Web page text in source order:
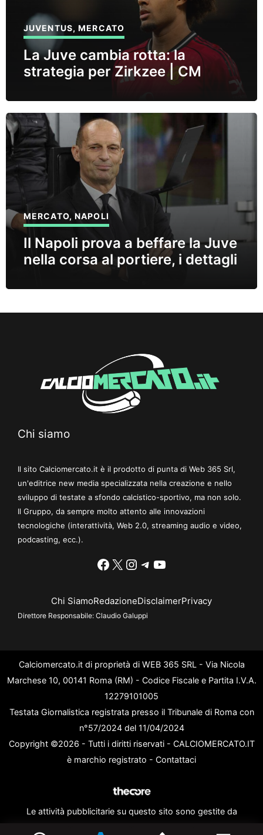
JUVENTUS,MERCATO
La Juve cambia rotta: la
strategia per Zirkzee | CM
MERCATO, NAPOLI
Il Napoli prova a beffare la Juve
nella corsa al portiere, i dettagli
Chi siamo
Il sito Calciomercato.it è il prodotto di punta di Web 365 Srl,
un'editrice new media specializzata nella creazione e nello
sviluppo di testate a sfondo calcistico-sportivo, ma non solo.
Il Gruppo, da sempre molto attento alle innovazioni
tecnologiche (interattività, Web 2.0, streaming audio e video,
podcasting, ecc.).
Facebook
X Instagram
Telegram
YouTube
Chi SiamoRedazioneDisclaimerPrivacy
Direttore Responsabile: Claudio Galuppi
Calciomercato.it di proprietà di WEB 365 SRL - Via Nicola
Marchese 10, 00141 Roma (RM) - Codice Fiscale e Partita I.V.A.
12279101005
Testata Giornalistica registrata presso il Tribunale di Roma con
n°57/2024 del 11/04/2024
Copyright ©2026 - Tutti i diritti riservati - CALCIOMERCATO.IT
è marchio registrato - Contattaci
Le attività pubblicitarie su questo sito sono gestite da